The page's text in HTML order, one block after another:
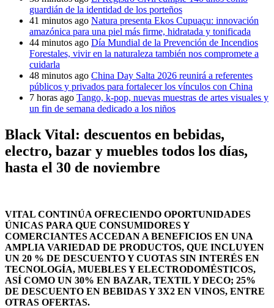
guardián de la identidad de los porteños
41 minutos ago Natura presenta Ekos Cupuaçu: innovación
amazónica para una piel más firme, hidratada y tonificada
44 minutos ago Día Mundial de la Prevención de Incendios
Forestales, vivir en la naturaleza también nos compromete a
cuidarla
48 minutos ago China Day Salta 2026 reunirá a referentes
públicos y privados para fortalecer los vínculos con China
7 horas ago Tango, k-pop, nuevas muestras de artes visuales y
un fin de semana dedicado a los niños
Black Vital: descuentos en bebidas,
electro, bazar y muebles todos los días,
hasta el 30 de noviembre
VITAL CONTINÚA OFRECIENDO OPORTUNIDADES
ÚNICAS PARA QUE CONSUMIDORES Y
COMERCIANTES ACCEDAN A BENEFICIOS EN UNA
AMPLIA VARIEDAD DE PRODUCTOS, QUE INCLUYEN
UN 20 % DE DESCUENTO Y CUOTAS SIN INTERÉS EN
TECNOLOGÍA, MUEBLES Y ELECTRODOMÉSTICOS,
ASÍ COMO UN 30% EN BAZAR, TEXTIL Y DECO; 25%
DE DESCUENTO EN BEBIDAS Y 3X2 EN VINOS, ENTRE
OTRAS OFERTAS.